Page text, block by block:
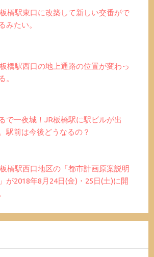
橋駅東口に改築して新しい交番がで
みたい。
橋駅西口の地上通路の位置が変わっ
。
で一夜城！JR板橋駅に駅ビルが出
駅前は今後どうなるの？
橋駅西口地区の「都市計画原案説明
が2018年8月24日(金)・25日(土)に開